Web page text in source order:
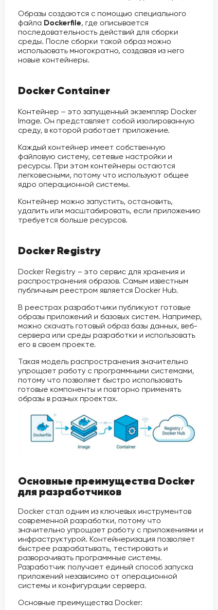
Образы создаются с помощью специального
файла Dockerfile, где описывается
последовательность действий для сборки
среды. После сборки такой образ можно
использовать многократно, создавая из него
новые контейнеры.
Docker Container
Контейнер – это запущенный экземпляр Docker
Image. Он представляет собой изолированную
среду, в которой работает приложение.
Каждый контейнер имеет собственную
файловую систему, сетевые настройки и
ресурсы. При этом контейнеры остаются
легковесными, потому что используют общее
ядро операционной системы.
Контейнер можно запустить, остановить,
удалить или масштабировать, если приложению
требуется больше ресурсов.
Docker Registry
Docker Registry – это сервис для хранения и
распространения образов. Самым известным
публичным реестром является Docker Hub.
В реестрах разработчики публикуют готовые
образы приложений и базовых систем. Например,
можно скачать готовый образ базы данных, веб-
сервера или среды разработки и использовать
его в своем проекте.
Такая модель распространения значительно
упрощает работу с программными системами,
потому что позволяет быстро использовать
готовые компоненты и повторно применять
образы в разных проектах.
Основные преимущества Docker
для разработчиков
Docker стал одним из ключевых инструментов
современной разработки, потому что
значительно упрощает работу с приложениями и
инфраструктурой. Контейнеризация позволяет
быстрее разрабатывать, тестировать и
разворачивать программные системы.
Разработчик получает единый способ запуска
приложений независимо от операционной
системы и конфигурации сервера.
Основные преимущества Docker: